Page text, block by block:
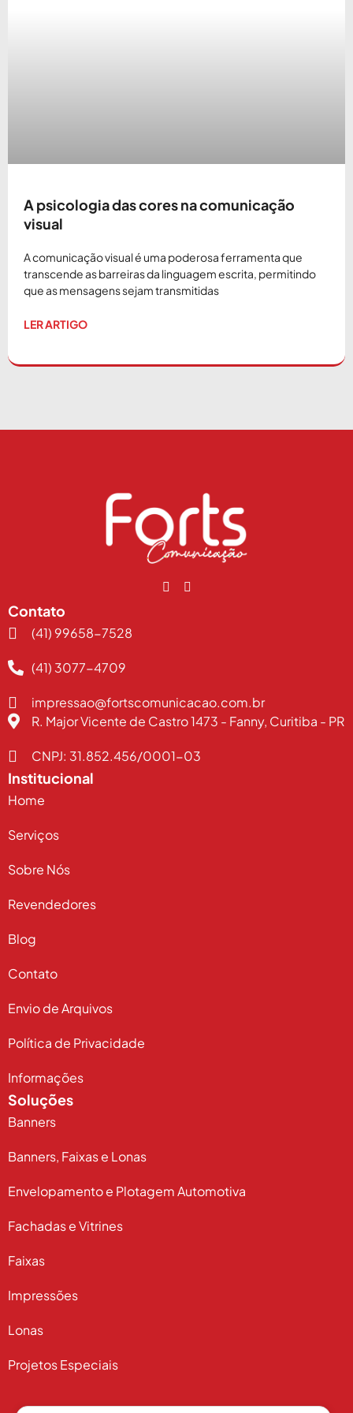
A psicologia das cores na comunicação
visual
A comunicação visual é uma poderosa ferramenta que
transcende as barreiras da linguagem escrita, permitindo
que as mensagens sejam transmitidas
LER ARTIGO
Contato
(41) 99658-7528
(41) 3077-4709
impressao@fortscomunicacao.com.br
R. Major Vicente de Castro 1473 - Fanny, Curitiba - PR
CNPJ: 31.852.456/0001-03
Institucional
Home
Serviços
Sobre Nós
Revendedores
Blog
Contato
Envio de Arquivos
Política de Privacidade
Informações
Soluções
Banners
Banners, Faixas e Lonas
Envelopamento e Plotagem Automotiva
Fachadas e Vitrines
Faixas
Impressões
Lonas
Projetos Especiais